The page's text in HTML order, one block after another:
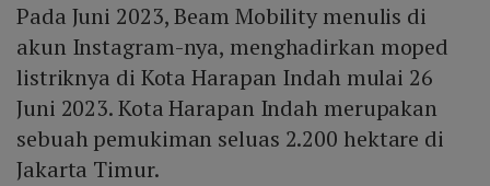
Pada Juni 2023, Beam Mobility menulis di
akun Instagram-nya, menghadirkan moped
listriknya di Kota Harapan Indah mulai 26
Juni 2023. Kota Harapan Indah merupakan
sebuah pemukiman seluas 2.200 hektare di
Jakarta Timur.